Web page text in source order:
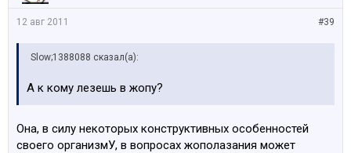
#39
12 авг 2011
Slow;1388088 сказал(а):
А к кому лезешь в жопу?
Она, в силу некоторых конструктивных особенностей
своего организмУ, в вопросах жополазания может